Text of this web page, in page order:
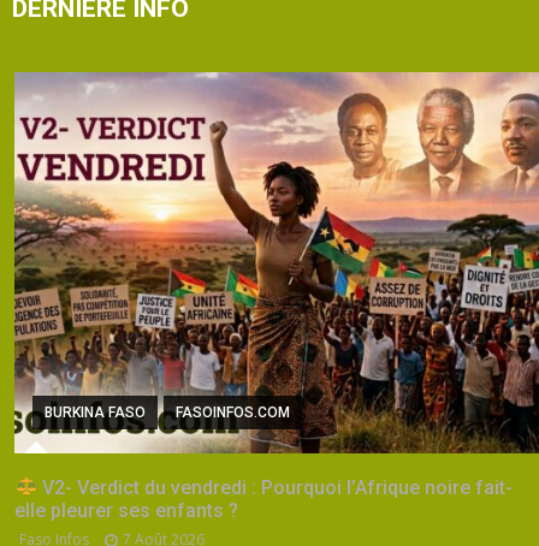
DERNIÈRE INFO
BURKINA FASO FASOINFOS.COM
V2- Verdict du vendredi : Pourquoi l’Afrique noire fait-
elle pleurer ses enfants ?
Faso Infos 7 Août 2026